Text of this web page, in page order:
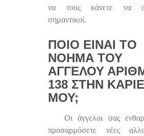
να τους κάνετε να
σημαντικοί.
ΠΟΙΟ ΕΊΝΑΙ ΤΟ
ΝΌΗΜΑ ΤΟΥ
ΑΓΓΈΛΟΥ
138 ΣΤΗΝ
ΜΟΥ;
Οι άγγελοι σας
προσαρμόσετε νέες